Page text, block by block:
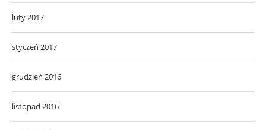
luty 2017
styczeń 2017
grudzień 2016
listopad 2016